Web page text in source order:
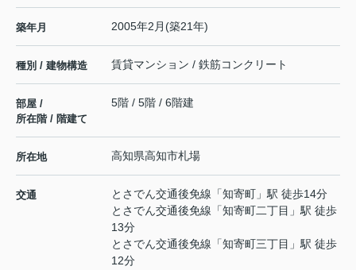
築年月 2005年2月(築21年)
種別 / 建物構造 賃貸マンション / 鉄筋コンクリート
部屋 /
所在階 / 階建て
5階 / 5階 / 6階建
所在地 高知県高知市札場
交通 とさでん交通後免線 「知寄町 」駅 徒歩14分
とさでん交通後免線 「知寄町二丁目 」駅 徒歩
13分
とさでん交通後免線 「知寄町三丁目 」駅 徒歩
12分